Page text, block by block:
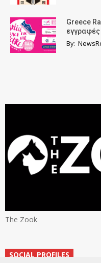
Greece
εγγραφές
By:
The Zook
SOCIAL PROFILES